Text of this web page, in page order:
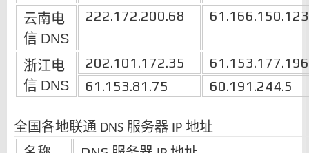
云南电
信 DNS
222.172.200.68 61.166.150.123
浙江电
信 DNS
202.101.172.35
61.153.177.196
61.153.81.75
60.191.244.5
全国各地联通 DNS 服务器 IP 地址